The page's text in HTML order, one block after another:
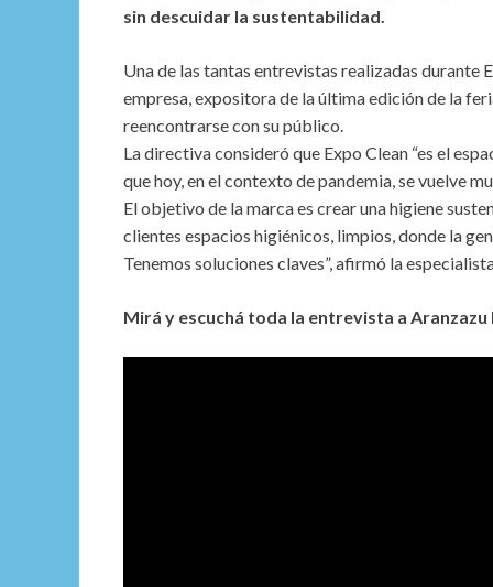
sin descuidar la sustentabilidad.
Una de las tantas entrevistas realizadas durante
empresa, expositora de la última edición de la
reencontrarse con su público.
La directiva consideró que Expo Clean “es el
que hoy, en el contexto de pandemia, se vuelve
El objetivo de la marca es crear una higiene
clientes espacios higiénicos, limpios, donde la
Tenemos soluciones claves”, afirmó la
Mirá y escuchá toda la entrevista a Aranzazu